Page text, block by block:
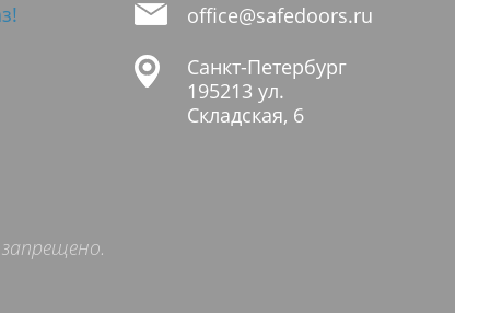
office@safedoors.ru
Санкт-Петербург
195213 ул.
Складская, 6